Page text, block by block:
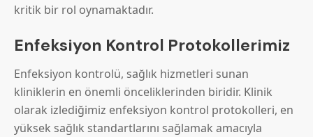
kritik bir rol oynamaktadır.
Enfeksiyon Kontrol Protokollerimiz
Enfeksiyon kontrolü, sağlık hizmetleri sunan
kliniklerin en önemli önceliklerinden biridir. Klinik
olarak izlediğimiz enfeksiyon kontrol protokolleri, en
yüksek sağlık standartlarını sağlamak amacıyla